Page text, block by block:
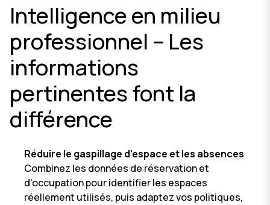
Intelligence en milieu
professionnel – Les
informations
pertinentes font la
différence
Réduire le gaspillage d'espace et les absences
Combinez les données de réservation et
d'occupation pour identifier les espaces
réellement utilisés, puis adaptez vos politiques,